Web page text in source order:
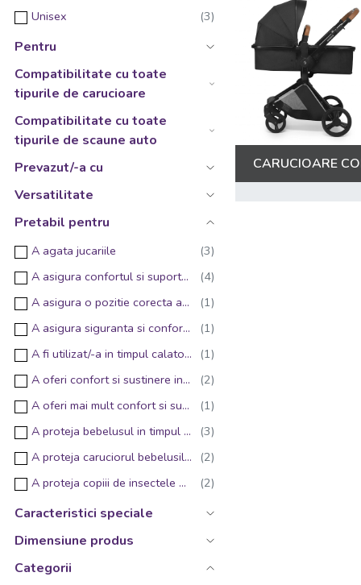
Unisex
Pentru
Compatibilitate cu toate
tipurile de carucioare
Compatibilitate cu toate
tipurile de scaune auto
Prevazut/-a cu
Versatilitate
Pretabil pentru
A agata jucariile
A asigura confortul si suportul copilului in timp ce este in carucior sau scaun de masa
A asigura o pozitie corecta a copilului in scaunul auto
A asigura siguranta si confortul copiilor in timpul calatoriilor cu masina
A fi utilizat/-a in timpul calatoriilor
A oferi confort si sustinere in timpul calatoriilor lungi cu masina, cand copilul doarme in scaunul auto
A oferi mai mult confort si sustinere in timpul plimbarilor
A proteja bebelusul in timpul plimbarilor in aer liber, in zilele insorite de vara
A proteja caruciorul bebelusilor de ploaie si vreme umeda
A proteja copiii de insectele nedorite
Caracteristici speciale
Dimensiune produs
Categorii
CARUCIOARE